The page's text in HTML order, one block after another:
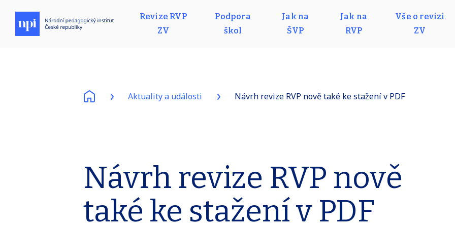
Revize RVP
ZV
Podpora
škol
Jak na
ŠVP
Jak na
RVP
Vše o revizi
ZV
Aktuality a události Návrh revize RVP nově také ke stažení v PDF
Návrh revize RVP nově
také ke stažení v PDF